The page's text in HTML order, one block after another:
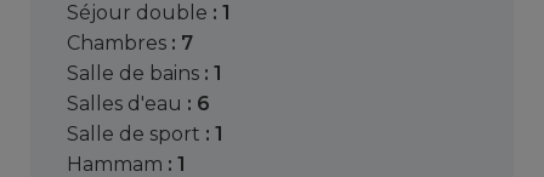
séjour double : 1
chambres : 7
salle de bains : 1
salles d'eau : 6
salle de sport : 1
hammam : 1